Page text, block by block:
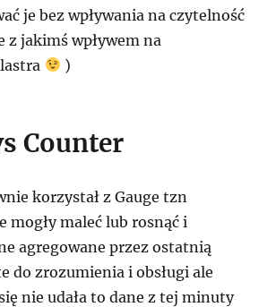
je bez wpływania na czytelność
z jakimś wpływem na
)
Counter
korzystał z Gauge tzn
mogły maleć lub rosnąć i
agregowane przez ostatnią
do zrozumienia i obsługi ale
nie udała to dane z tej minuty